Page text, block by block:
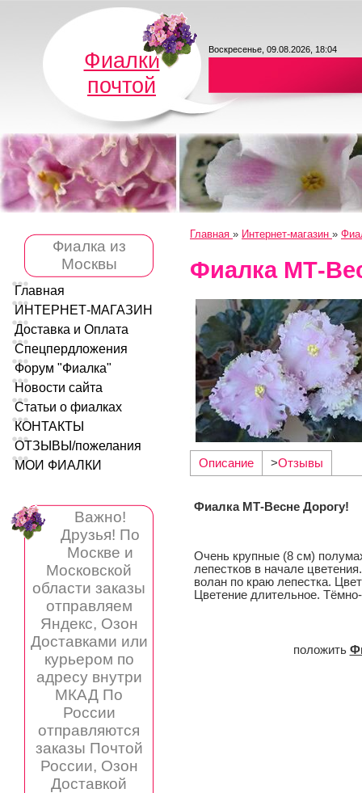
Фиалки
почтой
Воскресенье, 09.08.2026, 18:04
Фиалка из
Москвы
Главная
ИНТЕРНЕТ-МАГАЗИН
Доставка и Оплата
Спецпердложения
Форум "Фиалка"
Новости сайта
Статьи о фиалках
КОНТАКТЫ
ОТЗЫВЫ/пожелания
МОИ ФИАЛКИ
Важно!
Друзья! По
Москве и
Московской
области заказы
отправляем
Яндекс, Озон
Доставками или
курьером по
адресу внутри
МКАД По
России
отправляются
заказы Почтой
России, Озон
Доставкой
Главная » Интернет-магазин »
Фиалка МТ-
Описание >Отзывы
Фиалка МТ-Весне Дорогу!
Очень крупные (8 см)
лепестков в начале
волан по краю лепестка.
Цветение длительное.
положить